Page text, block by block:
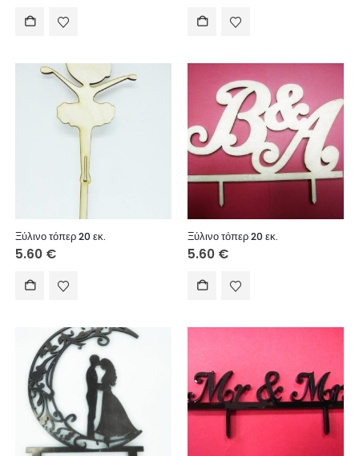
Ξύλινο τόπερ 20 εκ.
5.60 €
Ξύλινο τόπερ 20 εκ.
5.60 €